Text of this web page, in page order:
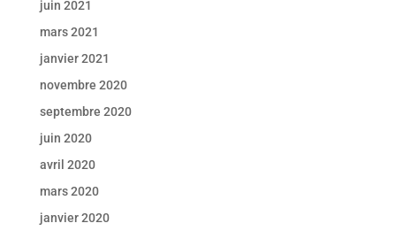
juin 2021
mars 2021
janvier 2021
novembre 2020
septembre 2020
juin 2020
avril 2020
mars 2020
janvier 2020